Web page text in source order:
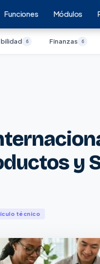
Funciones Módulos
6 Finanzas 6
y
técnico